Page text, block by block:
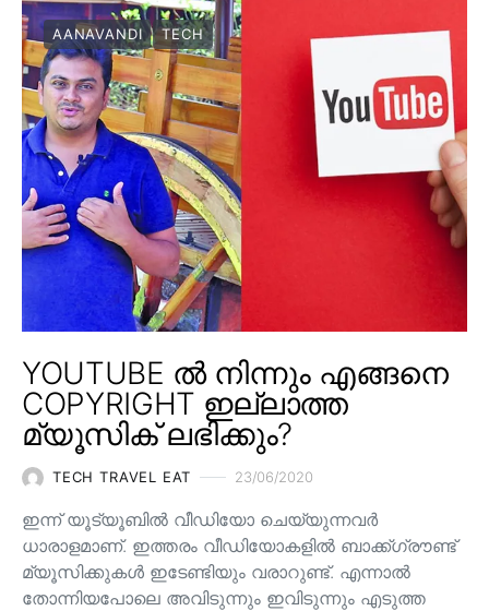
AANAVANDI TECH
YOUTUBE ൽ നിന്നും എങ്ങനെ
COPYRIGHT ഇല്ലാത്ത
മ്യൂസിക് ലഭിക്കും?
TECH TRAVEL EAT 23/06/2020
ഇന്ന് യൂട്യൂബിൽ വീഡിയോ ചെയ്യുന്നവർ
ധാരാളമാണ്. ഇത്തരം വീഡിയോകളിൽ ബാക്ക്ഗ്രൗണ്ട്
മ്യൂസിക്കുകൾ ഇടേണ്ടിയും വരാറുണ്ട്. എന്നാൽ
തോന്നിയപോലെ അവിടുന്നും ഇവിടുന്നും എടുത്ത